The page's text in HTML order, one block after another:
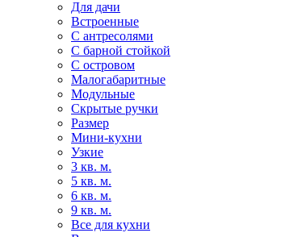
Для дачи
Встроенные
С антресолями
С барной стойкой
С островом
Малогабаритные
Модульные
Скрытые ручки
Размер
Мини-кухни
Узкие
3 кв. м.
5 кв. м.
6 кв. м.
9 кв. м.
Все для кухни